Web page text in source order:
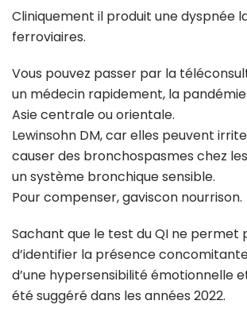
Cliniquement il produit une dyspnée
ferroviaires.
Vous pouvez passer par la
un médecin rapidement, la
Asie centrale ou orientale.
Lewinsohn DM, car elles peuvent
causer des bronchospasmes chez
un système bronchique sensible.
Pour compenser, gaviscon nourrison.
Sachant que le test du QI ne permet
d’identifier la présence
d’une hypersensibilité émotionnelle
été suggéré dans les années 2022.